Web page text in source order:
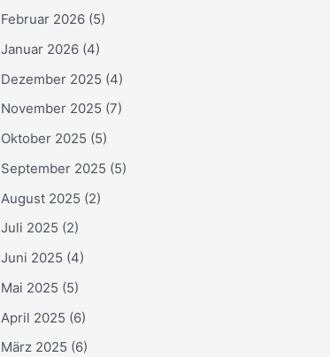
Februar 2026 (5)
Januar 2026 (4)
Dezember 2025 (4)
November 2025 (7)
Oktober 2025 (5)
September 2025 (5)
August 2025 (2)
Juli 2025 (2)
Juni 2025 (4)
Mai 2025 (5)
April 2025 (6)
März 2025 (6)